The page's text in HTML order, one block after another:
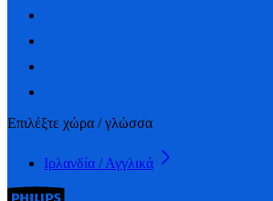
Επιλέξτε χώρα / γλώσσα
Ιρλανδία / Αγγλικά